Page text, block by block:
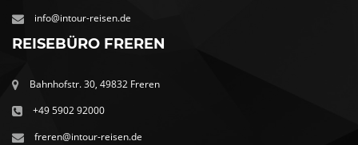
info@intour-reisen.de
REISEBÜRO FREREN
Bahnhofstr. 30, 49832 Freren
+49 5902 92000
freren@intour-reisen.de